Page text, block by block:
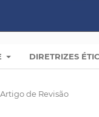
DIRETRIZES
Artigo de Revisão